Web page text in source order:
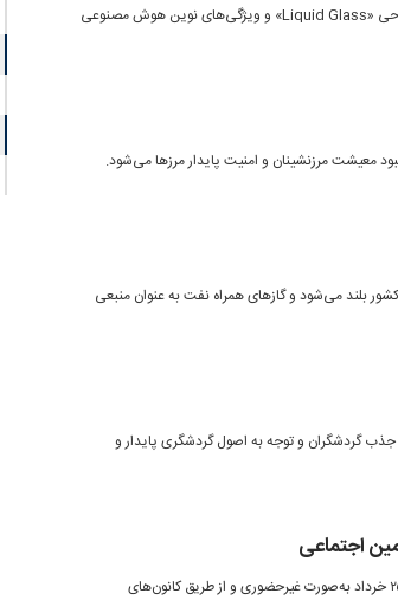
اپل در کنفرانس WWDC 2025 از سیستم‌عامل جدید iOS 26 با طراحی «Liquid Glass» و ویژگی‌های نوین هوش مصنوعی
معیشت مرزنشینان و امنیت پایدار مرزها می‌شود.
بلند می‌شود و گازهای همراه نفت به عنوان منبعی
گردشگران و توجه به اصول گردشگری پایدار و
اجتماعی
ثبت‌نام وام ۵۰ میلیون تومانی ویژه بازنشستگان تامین اجتماعی تا ۲۵ خرداد به‌صورت غیرحضوری و از طریق کانون‌های